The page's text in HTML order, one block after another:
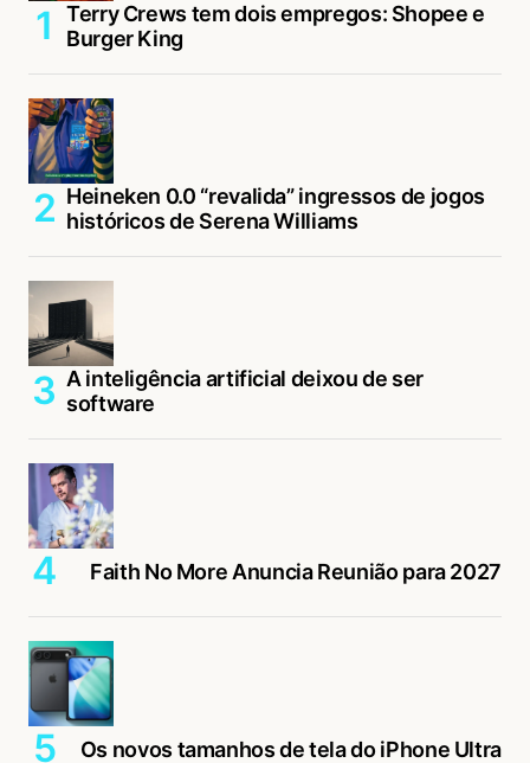
Terry Crews tem dois empregos: Shopee e
Burger King
Heineken 0.0 “revalida” ingressos de jogos
históricos de Serena Williams
A inteligência artificial deixou de ser
software
Faith No More Anuncia Reunião para 2027
Os novos tamanhos de tela do iPhone Ultra